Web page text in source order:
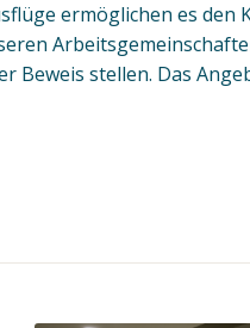
ermöglichen es den
Beweis stellen. Das